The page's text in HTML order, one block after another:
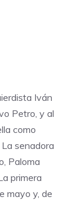
Iván
Petro, y al
como
senadora
Paloma
primera
mayo y, de